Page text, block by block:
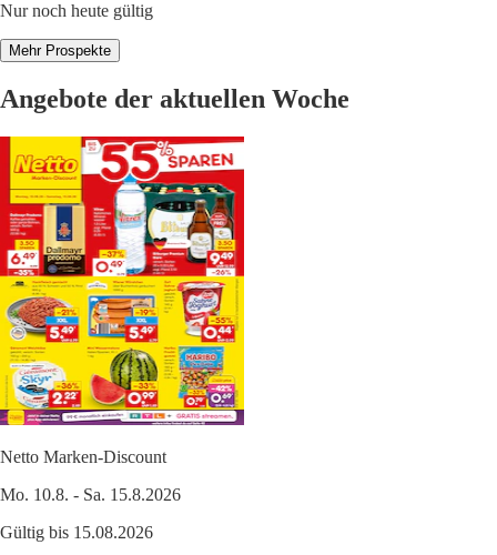
Nur noch heute gültig
Mehr Prospekte
Angebote der aktuellen Woche
Netto Marken-Discount
Mo. 10.8. - Sa. 15.8.2026
Gültig bis 15.08.2026